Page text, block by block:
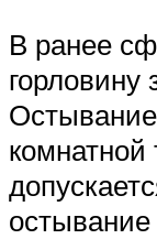
В ранее
горловину